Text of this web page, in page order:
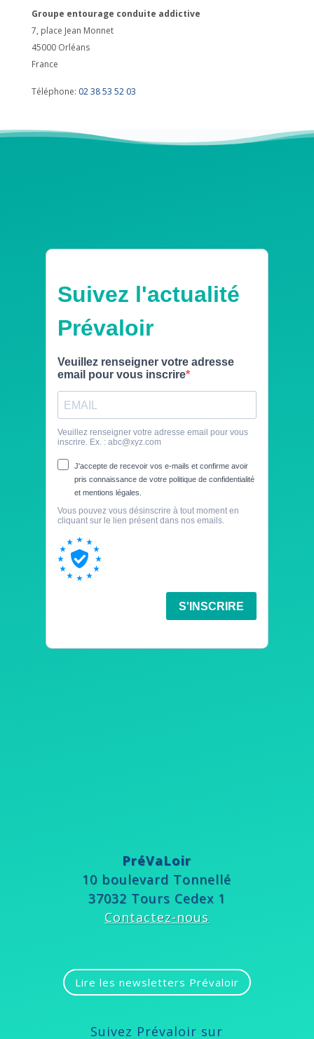
Groupe entourage conduite addictive
7, place Jean Monnet
45000 Orléans
France
Téléphone: 02 38 53 52 03
PréVaLoir
10 boulevard Tonnellé
37032 Tours Cedex 1
Contactez-nous
Lire les newsletters Prévaloir
Suivez Prévaloir sur